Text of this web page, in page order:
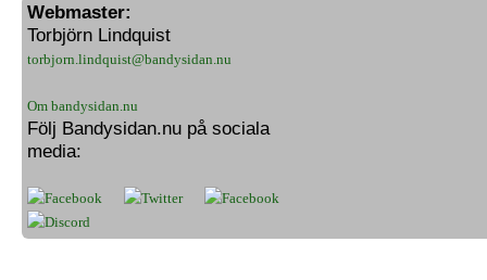
Webmaster:
Torbjörn Lindquist
torbjorn.lindquist@bandysidan.nu
Om bandysidan.nu
Följ Bandysidan.nu på sociala
media: